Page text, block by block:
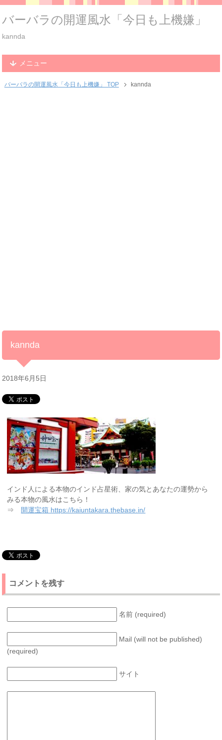
バーバラの開運風水「今日も上機嫌」
kannda
メニュー
バーバラの開運風水「今日も上機嫌」 TOP kannda
kannda
2018年6月5日
インド人による本物のインド占星術、家の気とあなたの運勢から
みる本物の風水はこちら！
⇒ 開運宝箱 https://kaiuntakara.thebase.in/
コメントを残す
名前 (required)
Mail (will not be published)
(required)
サイト